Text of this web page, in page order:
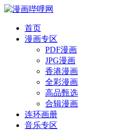
首页
漫画专区
PDF漫画
JPG漫画
香港漫画
全彩漫画
高品甄选
合辑漫画
连环画册
音乐专区